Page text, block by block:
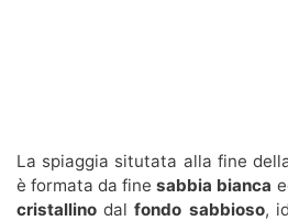
La spiaggia situtata alla fine
è formata da finesabbia bianca
cristallinodal fondo sabbioso,